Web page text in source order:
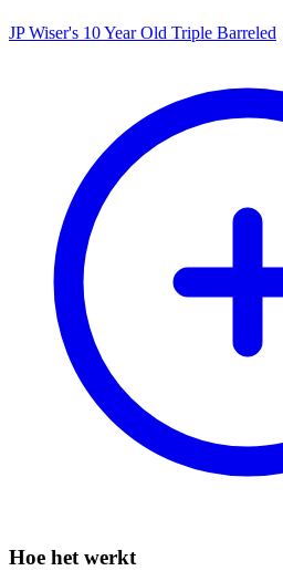
JP Wiser's 10 Year Old Triple Barreled
Hoe het werkt